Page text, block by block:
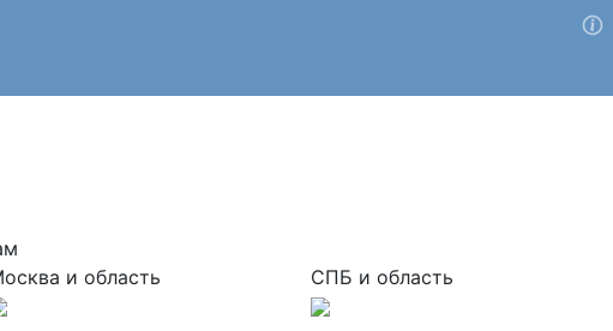
и область СПБ и область